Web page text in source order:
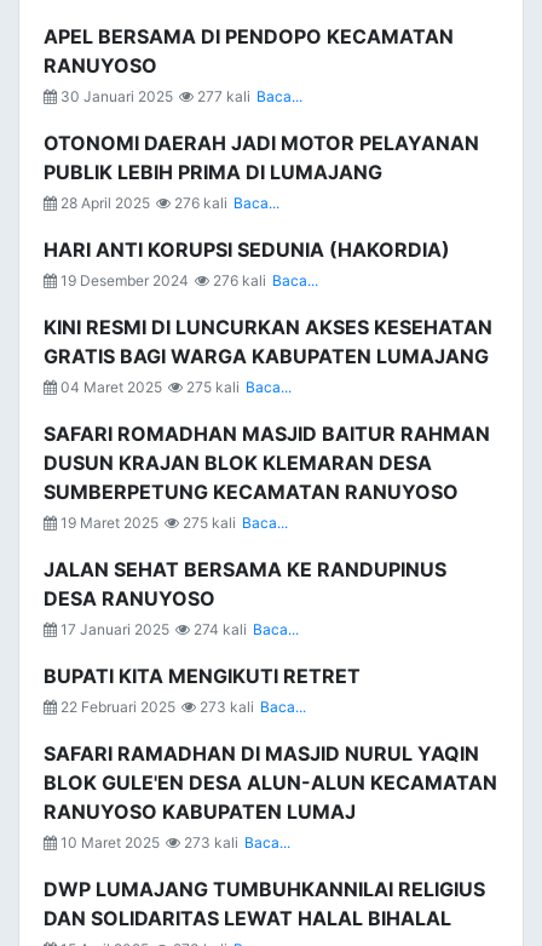
APEL BERSAMA DI PENDOPO KECAMATAN
RANUYOSO
30 Januari 2025 277 kali Baca...
OTONOMI DAERAH JADI MOTOR PELAYANAN
PUBLIK LEBIH PRIMA DI LUMAJANG
28 April 2025 276 kali Baca...
HARI ANTI KORUPSI SEDUNIA (HAKORDIA)
19 Desember 2024 276 kali Baca...
KINI RESMI DI LUNCURKAN AKSES KESEHATAN
GRATIS BAGI WARGA KABUPATEN LUMAJANG
04 Maret 2025 275 kali Baca...
SAFARI ROMADHAN MASJID BAITUR RAHMAN
DUSUN KRAJAN BLOK KLEMARAN DESA
SUMBERPETUNG KECAMATAN RANUYOSO
19 Maret 2025 275 kali Baca...
JALAN SEHAT BERSAMA KE RANDUPINUS
DESA RANUYOSO
17 Januari 2025 274 kali Baca...
BUPATI KITA MENGIKUTI RETRET
22 Februari 2025 273 kali Baca...
SAFARI RAMADHAN DI MASJID NURUL YAQIN
BLOK GULE'EN DESA ALUN-ALUN KECAMATAN
RANUYOSO KABUPATEN LUMAJ
10 Maret 2025 273 kali Baca...
DWP LUMAJANG TUMBUHKANNILAI RELIGIUS
DAN SOLIDARITAS LEWAT HALAL BIHALAL